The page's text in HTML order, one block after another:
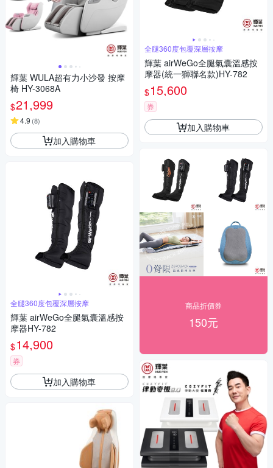
輝葉 WULA超有力小沙發 按摩
椅 HY-3068A
$21,999
4.9 (8)
加入購物車
全腿360度包覆深層按摩
輝葉 airWeGo全腿氣囊溫感按
摩器HY-782
$14,900
券
加入購物車
全腿360度包覆深層按摩
輝葉 airWeGo全腿氣囊溫感按
摩器(統一獅聯名款)HY-782
$15,600
券
加入購物車
商品折價券
150元